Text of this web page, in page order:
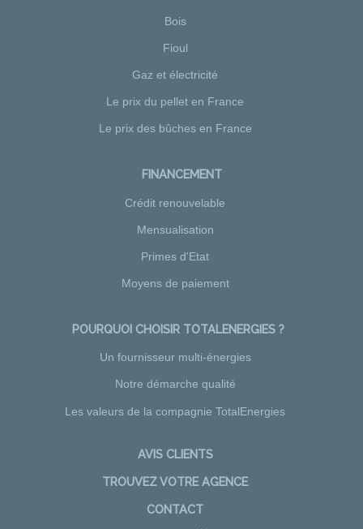
Bois
Fioul
Gaz et électricité
Le prix du pellet en France
Le prix des bûches en France
FINANCEMENT
Crédit renouvelable
Mensualisation
Primes d'Etat
Moyens de paiement
POURQUOI CHOISIR TOTALENERGIES ?
Un fournisseur multi-énergies
Notre démarche qualité
Les valeurs de la compagnie TotalEnergies
AVIS CLIENTS
TROUVEZ VOTRE AGENCE
CONTACT